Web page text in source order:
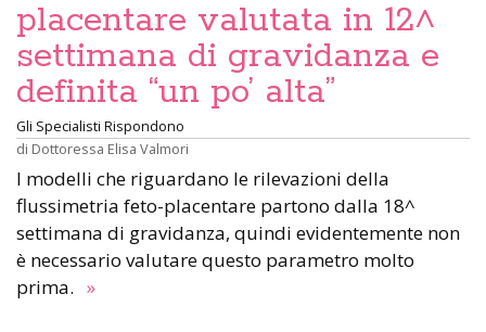
placentare valutata in 12^
settimana di gravidanza e
definita “un po’ alta”
Gli Specialisti Rispondono
di Dottoressa Elisa Valmori
I modelli che riguardano le rilevazioni della
flussimetria feto-placentare partono dalla 18^
settimana di gravidanza, quindi evidentemente non
è necessario valutare questo parametro molto
prima. »